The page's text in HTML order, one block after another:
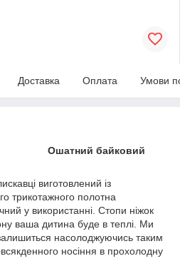
Доставка Оплата Умови
Ошатний байковий
виготовлений із
трикотажного полотна
у використанні. Стопи ніжок
ваша дитина буде в теплі. Ми
насолоджуючись таким
носіння в прохолодну